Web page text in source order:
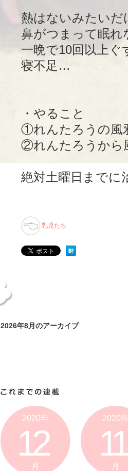
熱はないみたいだ
鼻がつまって眠れ
一晩で10回以上
寝不足…
・やること
①れんたろうの風
②れんたろうから
絶対土曜日までに
乳児たち
2026年8月のアーカイブ
2020年
12
月
2020
11
月